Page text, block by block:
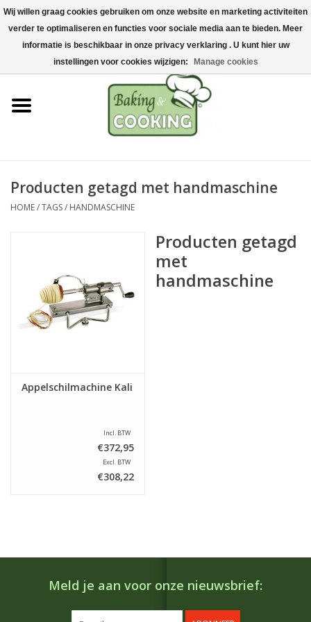
Home
Bak-& kookgerei
Machines & onderdelen
Chocolade & ijsbereiding
Hygiëne & opslag
Producten getagd met handmaschine
HOME/TAGS/ HANDMASCHINE
Appelschilmachine Kali
Incl. BTW
€372,95
Excl. BTW
€308,22
Producten getagd
met
handmaschine
Meld je aan voor onze nieuwsbrief:
Wij willen graag cookies gebruiken om onze website en marketing activiteiten
verder te optimaliseren en functies voor sociale media aan te bieden. Meer
informatie is beschikbaar in onze privacy verklaring . U kunt hier uw
instellingen voor cookies wijzigen:
Manage cookies